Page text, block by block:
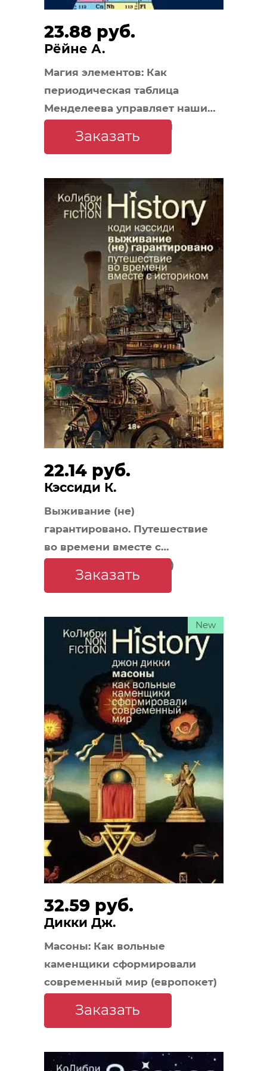
23.88 руб.
Рёйне А.
Магия элементов: Как
периодическая таблица
Менделеева управляет нашим
дыханием, мышцами и
обществом
Заказать
22.14 руб.
Кэссиди К.
Выживание (не)
гарантировано. Путешествие
во времени вместе с
историком (европокет)
Заказать
32.59 руб.
Дикки Дж.
Масоны: Как вольные
каменщики сформировали
современный мир (европокет)
New
Заказать